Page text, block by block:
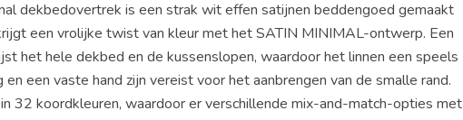
dekbedovertrek is een strak wit effen satijnen beddengoed gemaakt
een vrolijke twist van kleur met het SATIN MINIMAL-ontwerp. Een
het hele dekbed en de kussenslopen, waardoor het linnen een speels
een vaste hand zijn vereist voor het aanbrengen van de smalle rand.
32 koordkleuren, waardoor er verschillende mix-and-match-opties met